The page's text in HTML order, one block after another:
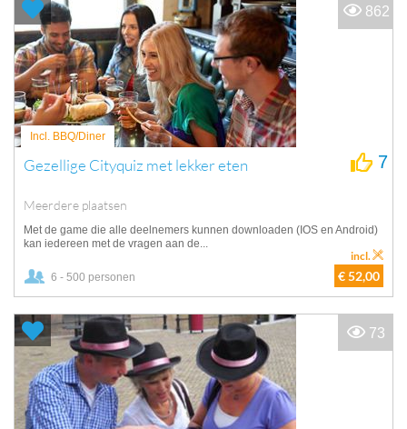
Incl. BBQ/Diner
Gezellige Cityquiz met lekker eten
Meerdere plaatsen
7
Met de game die alle deelnemers kunnen downloaden (IOS en Android)
kan iedereen met de vragen aan de...
6 - 500 personen € 52,00
incl.
862
73